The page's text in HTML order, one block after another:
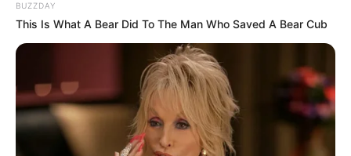
BUZZDAY
This Is What A Bear Did To The Man Who Saved A Bear Cub